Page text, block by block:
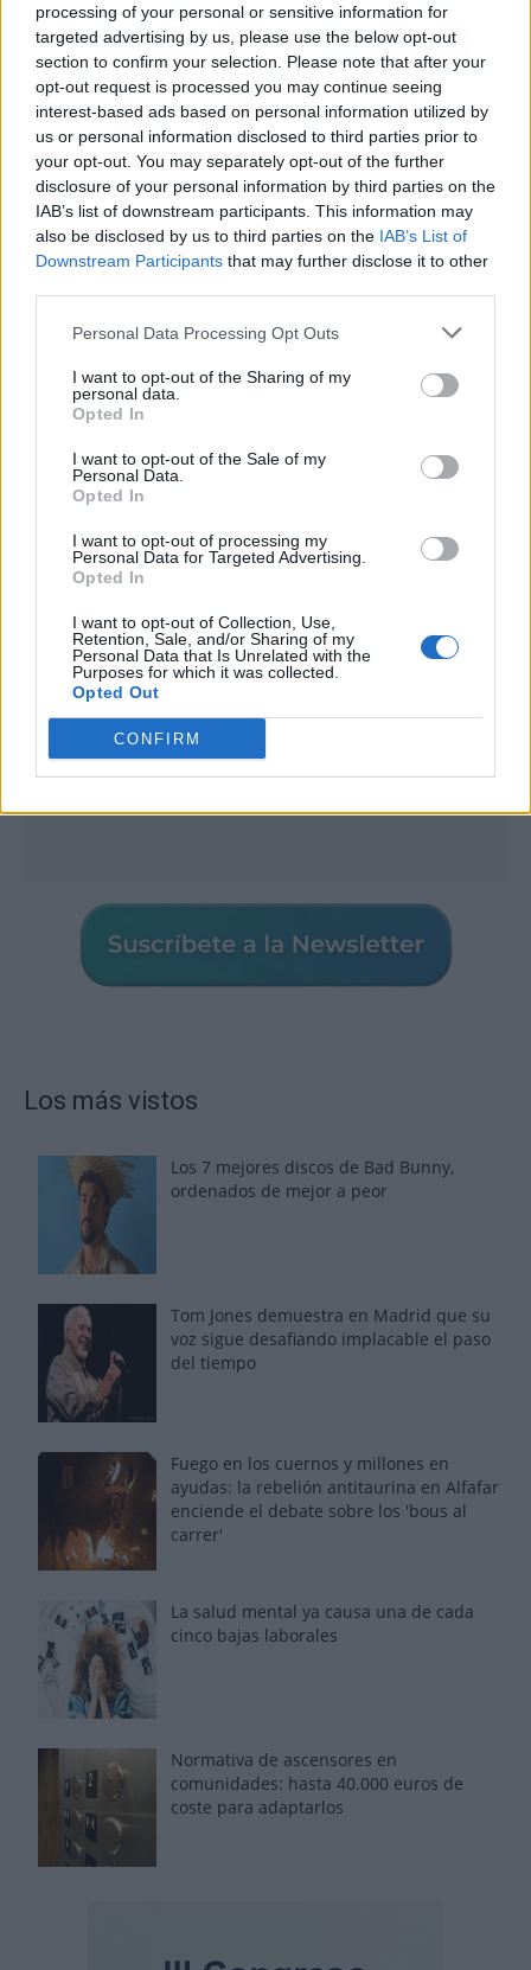
processing of your personal or sensitive information for
targeted advertising by us, please use the below opt-out
section to confirm your selection. Please note that after your
opt-out request is processed you may continue seeing
interest-based ads based on personal information utilized by
us or personal information disclosed to third parties prior to
your opt-out. You may separately opt-out of the further
disclosure of your personal information by third parties on the
IAB’s list of downstream participants. This information may
also be disclosed by us to third parties on the IAB’s List of
Downstream Participants that may further disclose it to other
Personal Data Processing Opt Outs
I want to opt-out of the Sharing of my
personal data.
Opted In
I want to opt-out of the Sale of my
Personal Data.
Opted In
I want to opt-out of processing my
Personal Data for Targeted Advertising.
Opted In
I want to opt-out of Collection, Use,
Retention, Sale, and/or Sharing of my
Personal Data that Is Unrelated with the
Purposes for which it was collected.
Opted Out
CONFIRM
Los más vistos
Los 7 mejores discos de Bad Bunny,
ordenados de mejor a peor
Tom Jones demuestra en Madrid que su
voz sigue desafiando implacable el paso
del tiempo
Fuego en los cuernos y millones en
ayudas: la rebelión antitaurina en Alfafar
enciende el debate sobre los 'bous al
carrer'
La salud mental ya causa una de cada
cinco bajas laborales
Normativa de ascensores en
comunidades: hasta 40.000 euros de
coste para adaptarlos